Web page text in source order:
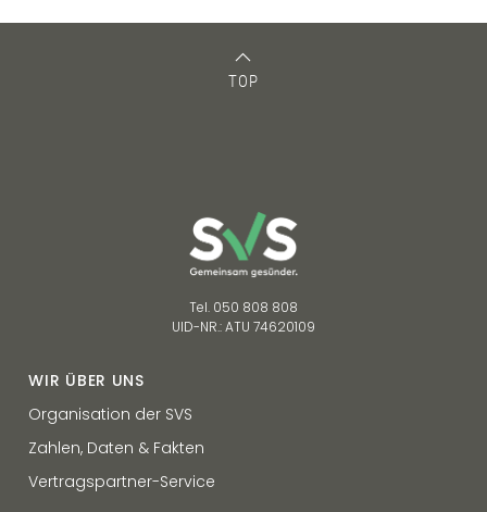
TOP
Tel. 050 808 808
UID-NR.: ATU 74620109
WIR ÜBER UNS
Organisation der SVS
Zahlen, Daten & Fakten
Vertragspartner-Service